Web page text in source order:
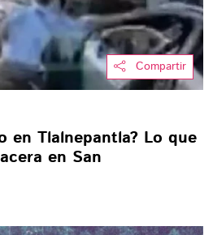
Compartir
en Tlalnepantla? Lo que
en San